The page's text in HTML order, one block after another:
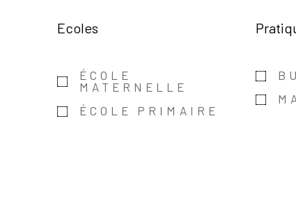
Ecoles
ÉCOLE
MATERNELLE
ÉCOLE PRIMAIRE